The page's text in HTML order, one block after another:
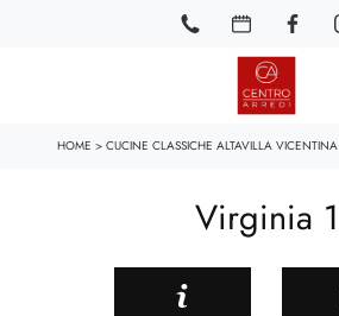
HOME > CUCINE CLASSICHE ALTAVILLA VICENTINA
Virginia 1